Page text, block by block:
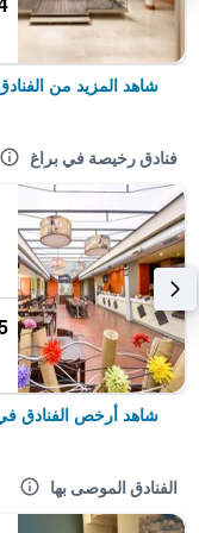
شاهد المزيد من
فنادق رخيصة في براغ
شاهد أرخص الفنادق
الفنادق الموصى بها